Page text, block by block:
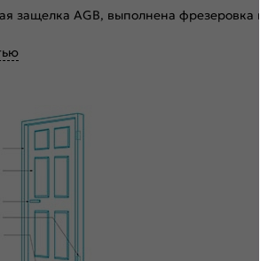
защелка AGB, выполнена
кромкой укомплектованы